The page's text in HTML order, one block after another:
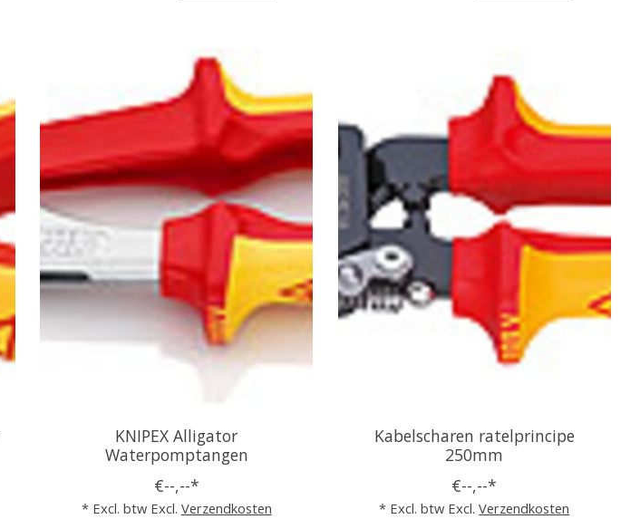
KNIPEX Alligator
Waterpomptangen
€--,--*
* Excl. btw Excl. Verzendkosten
Kabelscharen ratelprincipe
250mm
€--,--*
* Excl. btw Excl.Verzendkosten